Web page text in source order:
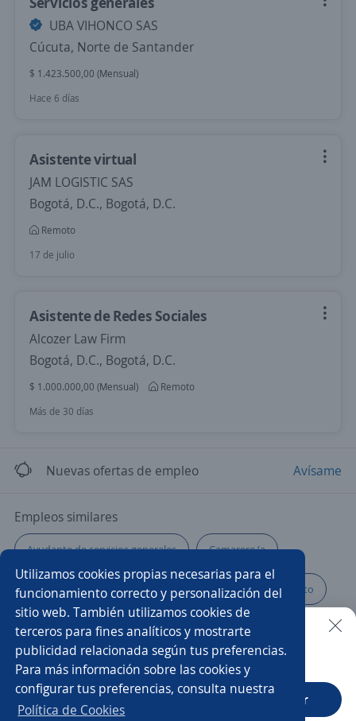
Utilizamos cookies propias necesarias para el
funcionamiento correcto y personalización del
sitio web. También utilizamos cookies de
terceros para fines analíticos y mostrarte
publicidad relacionada según tus preferencias.
Para más información sobre las cookies y
configurar tus preferencias, consulta nuestra
Política de Cookies
UBA VIHONCO SAS
Cúcuta, Norte de Santander
$ 1.423.500,00 (Mensual)
Hace 6 días
Asistente virtual
JAM LOGISTIC SAS
Bogotá, D.C., Bogotá, D.C.
Remoto
17 de julio
Asistente de Redes Sociales
Alcozer Law Firm
Bogotá, D.C., Bogotá, D.C.
$ 1.000.000,00 (Mensual)
Remoto
Más de 30 días
Nuevas ofertas de empleo Avísame
Empleos similares
Ayudante de servicios generales Camarero/a
Asistente Cabinero/a Auxiliar de mantenimiento
Asistente/a de servicios Auxiliar logística
Auxiliar de farmacia Auxiliar de cocina
Operador/a de cctv
Buscar es más fácil en la app
CT App Abrir